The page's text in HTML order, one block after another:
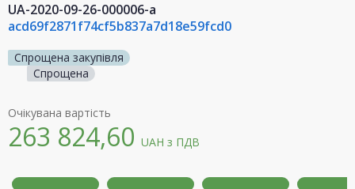
UA-2020-09-26-000006-a
acd69f2871f74cf5b837a7d18e59fcd0
Спрощена закупівля
Спрощена
Очікувана вартість
263 824,60 UAH з ПДВ